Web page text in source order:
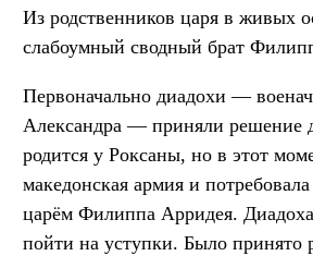
Из родственников царя в живых
слабоумный сводный брат
Первоначально диадохи —
Александра — приняли решение
родится у Роксаны, но в этот
македонская армия и потребовала
царём Филиппа Арридея.
пойти на уступки. Было принято